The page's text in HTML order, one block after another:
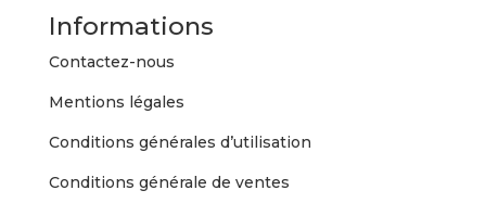
Informations
Contactez-nous
Mentions légales
Conditions générales d’utilisation
Conditions générale de ventes